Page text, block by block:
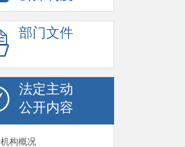
部门文件
法定主动
公开内容
机构概况